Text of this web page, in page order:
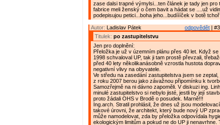
zase dalsi trapné výmylsi...ten článek je tady jen pro
fabrice meli ženský o čem bavit a hádat se ....už
podepisujou petici...boha jeho...budíííček v botě
odpovědět |
Autor: Ladislav Pátek
Titulek: po zastupitelstvu
Jen pro doplnění:
Přeložka je už v územním plánu přes 40 let. Když se
1998 schvaloval UP, tak ji tam prostě převzali,
před 40 lety několikanásobně vzrostla hustota
negativní vlivy na obyvatele.
Ve středu na zasedání zastupitelstva jsem se zeptal,
z roku 2007 berou jako závažnou připomínku k
Samozřejmě na ni dávno zapoměli. V diskuzi ing.
minulé zastupitelstvo si nebylo jisté, jestli by její
proto žádali OHS v Brodě o posudek. Marně!!!
Ing.arch. Stratil prohlásil, že dnes už jsou
takové úrovni, že architekt, který bude nový UP
může namodelovat, zda by přeložka odpovídala
ekologickým limitům a pokud ne do UP ji nenavrhne.